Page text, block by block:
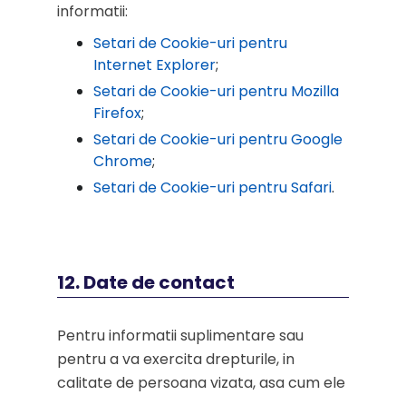
informatii:
Setari de Cookie-uri pentru
Internet Explorer;
Setari de Cookie-uri pentru Mozilla
Firefox;
Setari de Cookie-uri pentru Google
Chrome;
Setari de Cookie-uri pentru Safari.
12. Date de contact
Pentru informatii suplimentare sau
pentru a va exercita drepturile, in
calitate de persoana vizata, asa cum ele